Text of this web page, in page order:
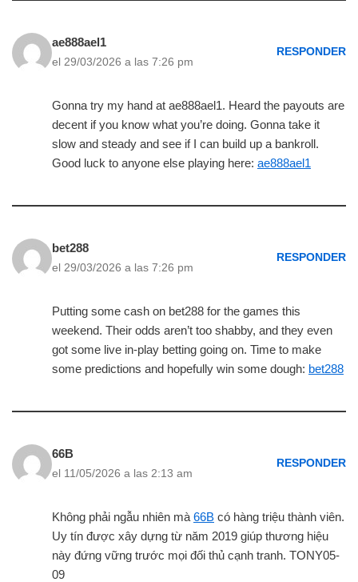
ae888ael1
el 29/03/2026 a las 7:26 pm
RESPONDER
Gonna try my hand at ae888ael1. Heard the payouts are
decent if you know what you’re doing. Gonna take it
slow and steady and see if I can build up a bankroll.
Good luck to anyone else playing here: ae888ael1
bet288
el 29/03/2026 a las 7:26 pm
RESPONDER
Putting some cash on bet288 for the games this
weekend. Their odds aren’t too shabby, and they even
got some live in-play betting going on. Time to make
some predictions and hopefully win some dough: bet288
66B
el 11/05/2026 a las 2:13 am
RESPONDER
Không phải ngẫu nhiên mà 66B có hàng triệu thành viên.
Uy tín được xây dựng từ năm 2019 giúp thương hiệu
này đứng vững trước mọi đối thủ cạnh tranh. TONY05-
09